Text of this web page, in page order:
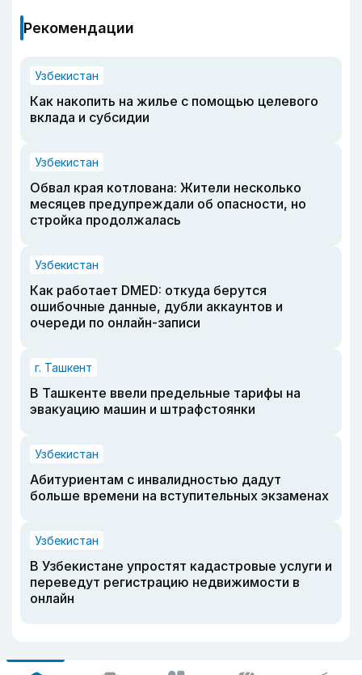
Рекомендации
Узбекистан
Как накопить на жилье с помощью целевого
вклада и субсидии
Узбекистан
Обвал края котлована: Жители несколько
месяцев предупреждали об опасности, но
стройка продолжалась
Узбекистан
Как работает DMED: откуда берутся
ошибочные данные, дубли аккаунтов и
очереди по онлайн-записи
г. Ташкент
В Ташкенте ввели предельные тарифы на
эвакуацию машин и штрафстоянки
Узбекистан
Абитуриентам с инвалидностью дадут
больше времени на вступительных экзаменах
Узбекистан
В Узбекистане упростят кадастровые услуги и
переведут регистрацию недвижимости в
онлайн